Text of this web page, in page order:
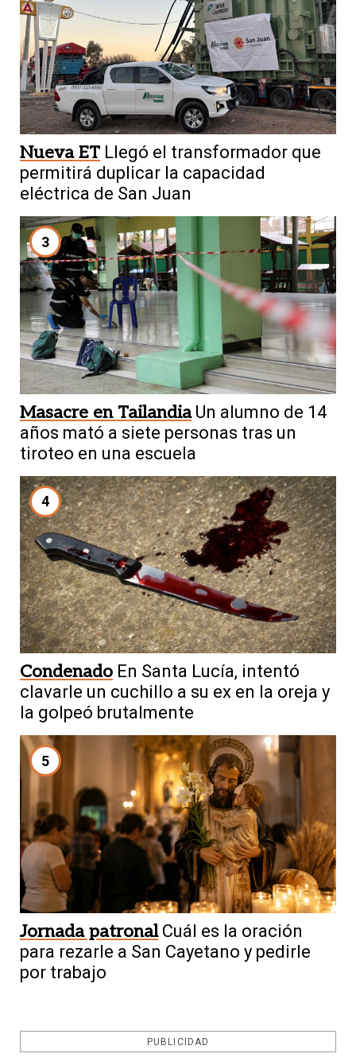
Nueva ET Llegó el transformador que
permitirá duplicar la capacidad
eléctrica de San Juan
3
Masacre en Tailandia Un alumno de 14
años mató a siete personas tras un
tiroteo en una escuela
4
Condenado En Santa Lucía, intentó
clavarle un cuchillo a su ex en la oreja y
la golpeó brutalmente
5
Jornada patronal Cuál es la oración
para rezarle a San Cayetano y pedirle
por trabajo
PUBLICIDAD